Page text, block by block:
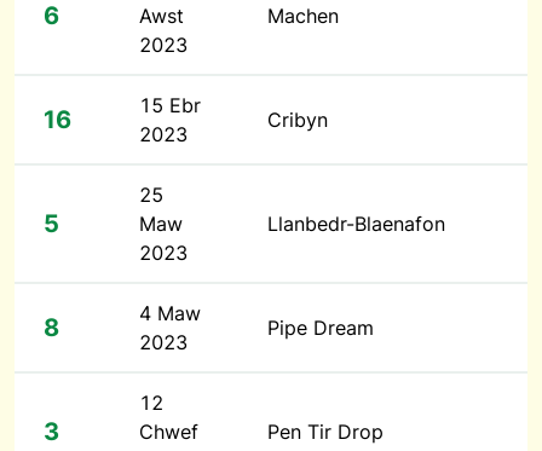
6
Awst
2023
Machen
16
15 Ebr
2023
Cribyn
5
25
Maw
2023
Llanbedr-Blaenafon
8
4 Maw
2023
Pipe Dream
3
12
Chwef
Pen Tir Drop